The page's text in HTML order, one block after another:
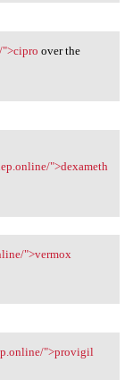
over the
">dexameth
">vermox
">provigil